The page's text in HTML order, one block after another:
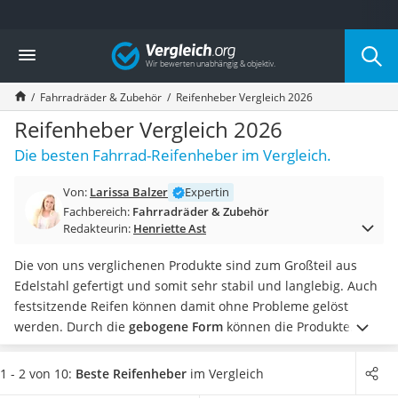
Die beliebtesten Vergleiche nach Kategorie
Freizeit & Sport
Gartentrampolin
Trampolin
Metalldetektor
Eufab-Fahrradträger
Trampolin 366 cm
Aluminium-Koffer
Futterboot
E-Bike-Dreirad
Trekkingschuhe Herren
Reisetasche mit Rollen
Klimmzugstation
Koffer
Nachtsichtgerät
Vergleich
Fahrradräder & Zubehör Reifenheber Vergleich 2026
Reifenheber Vergleich 2026
Die besten Fahrrad-Reifenheber im Vergleich.
Von: Larissa Balzer
Expertin
Fachbereich: Fahrradräder & Zubehör
Redakteurin: Henriette Ast
Die von uns verglichenen Produkte sind zum Großteil aus
Edelstahl gefertigt und somit sehr stabil und langlebig. Auch
festsitzende Reifen können damit ohne Probleme gelöst
werden. Durch die gebogene Form können die Produkte
einfach unter den Mantel eingeführt werden und diesen
lösen. Machen Sie den Selbst-Test und überzeugen Sie sich
1 - 2 von 10: Beste Reifenheber im Vergleich